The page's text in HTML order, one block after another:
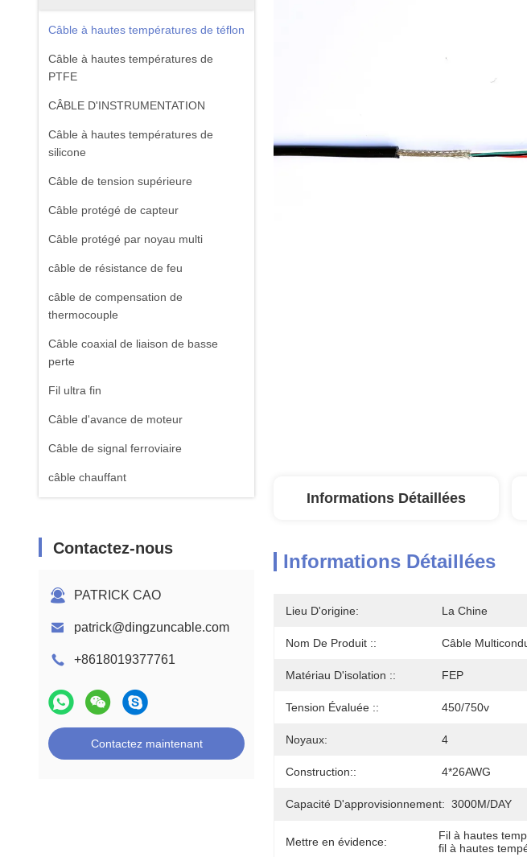
Câble à hautes températures de téflon
Câble à hautes températures de
PTFE
CÂBLE D'INSTRUMENTATION
Câble à hautes températures de
silicone
Câble de tension supérieure
Câble protégé de capteur
Câble protégé par noyau multi
câble de résistance de feu
câble de compensation de
thermocouple
Câble coaxial de liaison de basse
perte
Fil ultra fin
Câble d'avance de moteur
Câble de signal ferroviaire
câble chauffant
Contactez-nous
PATRICK CAO
patrick@dingzuncable.com
+8618019377761
Contactez maintenant
Informations Détaillées
Informations Détaillées
Lieu D'origine: La Chine
Nom De Produit :: Câble
Matériau D'isolation :: FEP
Tension Évaluée :: 450/750v
Noyaux: 4
Construction:: 4*26AWG
Capacité D'approvisionnement: 3000M/DAY
Mettre en évidence: Fil à hautes
fil à hautes